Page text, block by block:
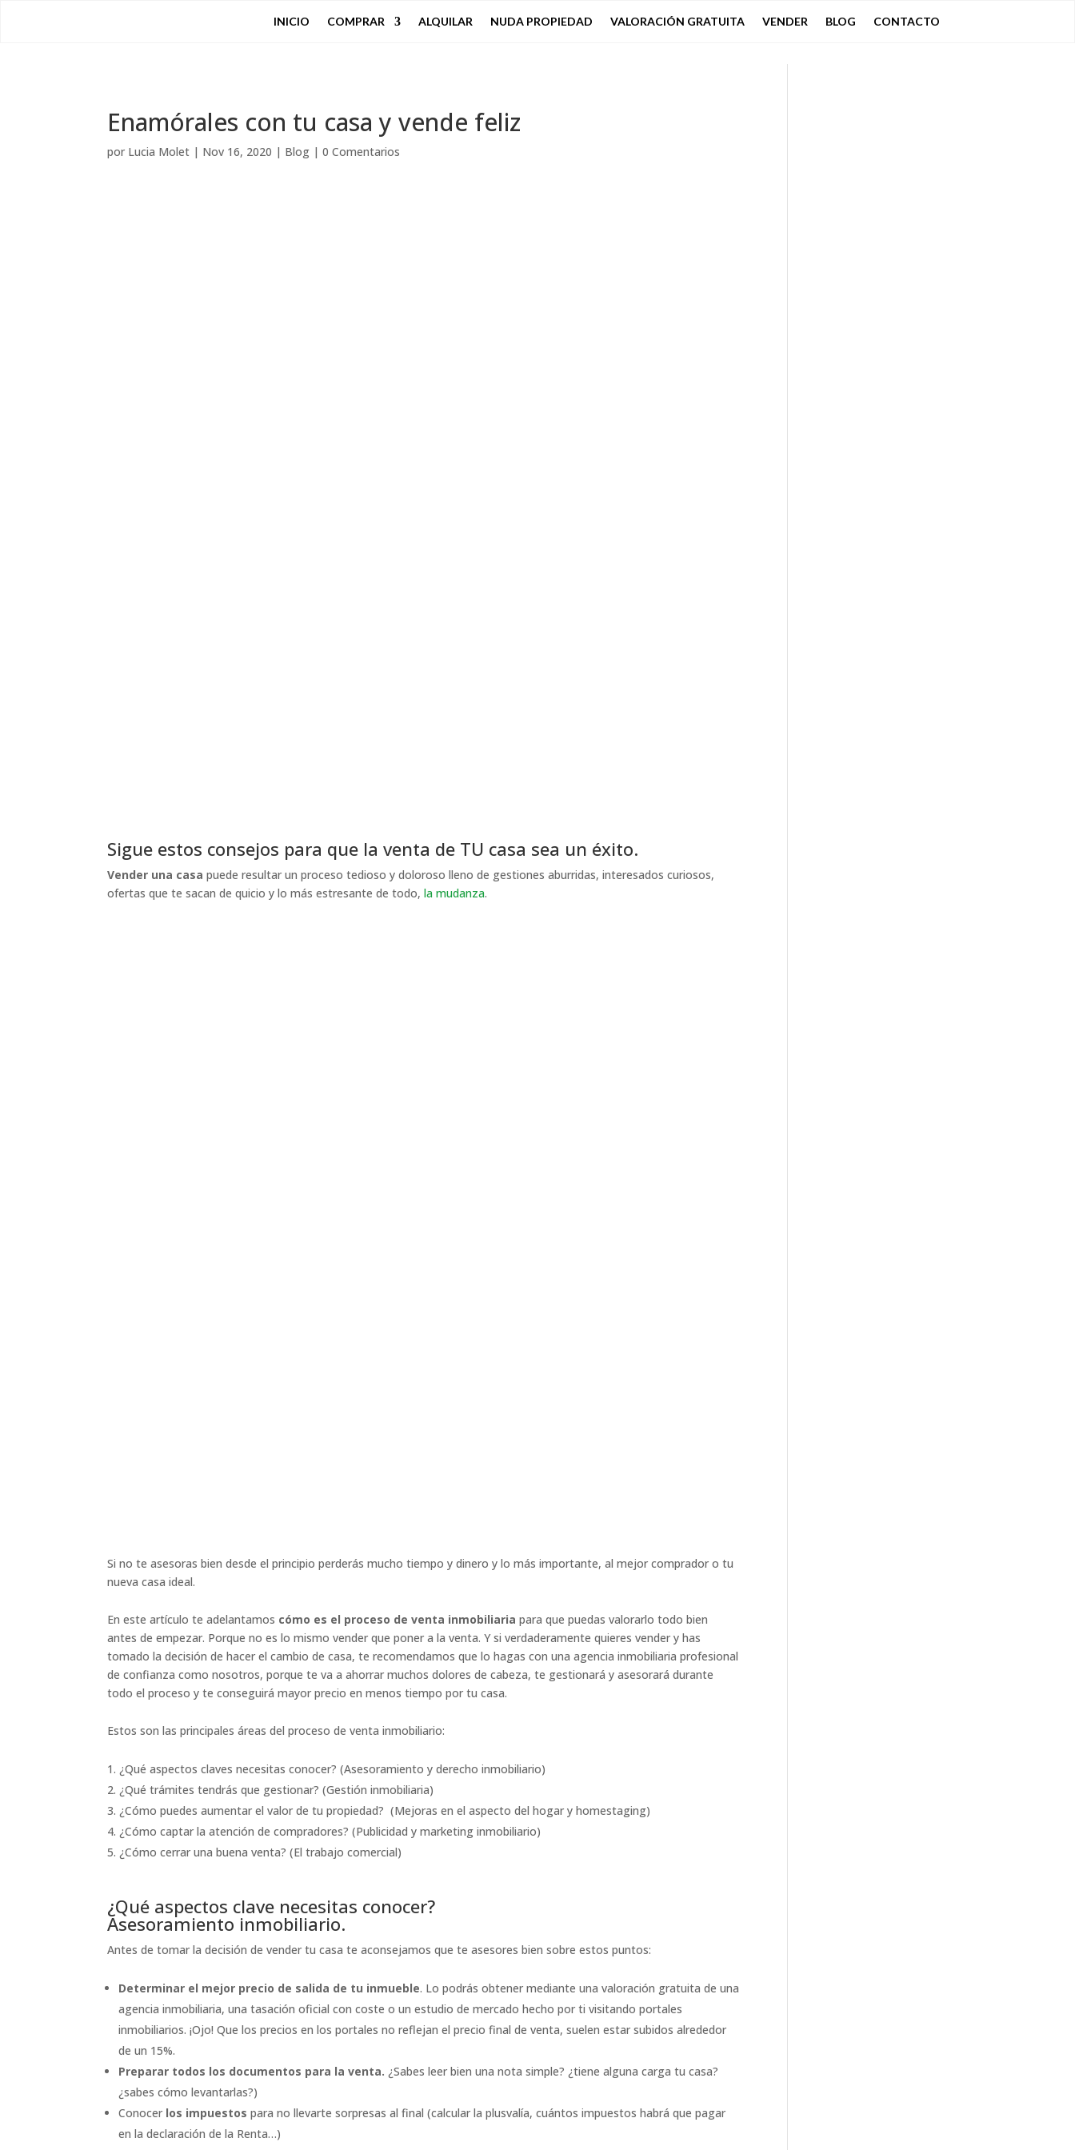
INICIO COMPRAR ALQUILAR NUDA PROPIEDAD VALORACIÓN GRATUITA VENDER BLOG CONTACTO
Enamórales con tu casa y vende feliz
por Lucia Molet | Nov 16, 2020 | Blog |0 Comentarios
Sigue estos consejos para que la venta de TU casa sea un éxito.
Vender una casa puede resultar un proceso tedioso y doloroso lleno de gestiones aburridas, interesados curiosos,
ofertas que te sacan de quicio y lo más estresante de todo,la mudanza.
Si no te asesoras bien desde el principio perderás mucho tiempo y dinero y lo más importante, al mejor comprador o tu
nueva casa ideal.
En este artículo te adelantamos cómo es el proceso de venta inmobiliaria para que puedas valorarlo todo bien
antes de empezar. Porque no es lo mismo vender que poner a la venta. Y si verdaderamente quieres vender y has
tomado la decisión de hacer el cambio de casa, te recomendamos que lo hagas con una agencia inmobiliaria profesional
de confianza como nosotros, porque te va a ahorrar muchos dolores de cabeza, te gestionará y asesorará durante
todo el proceso y te conseguirá mayor precio en menos tiempo por tu casa.
Estos son las principales áreas del proceso de venta inmobiliario:
¿Qué aspectos claves necesitas conocer? (Asesoramiento y derecho inmobiliario)
¿Qué trámites tendrás que gestionar? (Gestión inmobiliaria)
¿Cómo puedes aumentar el valor de tu propiedad? (Mejoras en el aspecto del hogar y homestaging)
¿Cómo captar la atención de compradores? (Publicidad y marketing inmobiliario)
¿Cómo cerrar una buena venta? (El trabajo comercial)
¿Qué aspectos clave necesitas conocer?
Asesoramiento inmobiliario.
Antes de tomar la decisión de vender tu casa te aconsejamos que te asesores bien sobre estos puntos:
Determinar el mejor precio de salida de tu inmueble. Lo podrás obtener mediante una valoración gratuita de una
agencia inmobiliaria, una tasación oficial con coste o un estudio de mercado hecho por ti visitando portales
inmobiliarios. ¡Ojo! Que los precios en los portales no reflejan el precio final de venta, suelen estar subidos alrededor
de un 15%.
Preparar todos los documentos para la venta. ¿Sabes leer bien una nota simple? ¿tiene alguna carga tu casa?
¿sabes cómo levantarlas?)
Conocer los impuestospara no llevarte sorpresas al final (calcular la plusvalía, cuántos impuestos habrá que pagar
en la declaración de la Renta…)